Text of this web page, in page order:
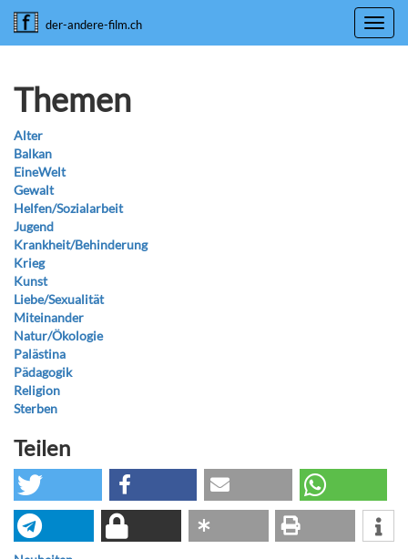
der-andere-film.ch
Themen
Alter
Balkan
EineWelt
Gewalt
Helfen/Sozialarbeit
Jugend
Krankheit/Behinderung
Krieg
Kunst
Liebe/Sexualität
Miteinander
Natur/Ökologie
Palästina
Pädagogik
Religion
Sterben
Teilen